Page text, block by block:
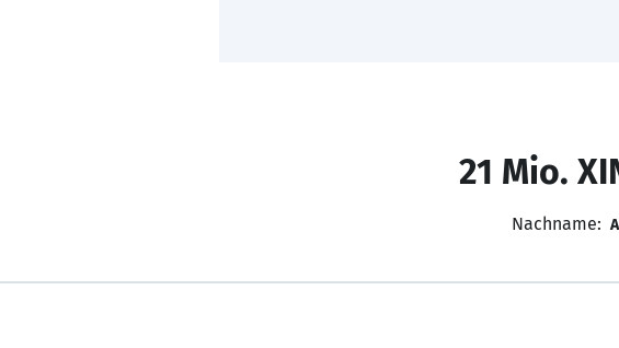
21 Mio.
Nachname: A